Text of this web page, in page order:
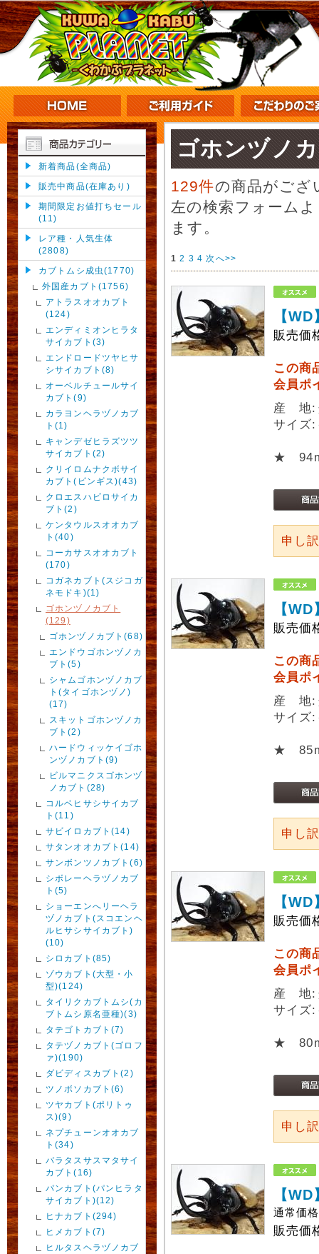
新着商品(全商品)
販売中商品(在庫あり)
期間限定お値打ちセール
(11)
レア種・人気生体
(2808)
カブトムシ成虫(1770)
外国産カブト(1756)
アトラスオオカブト
(124)
エンディミオンヒラタ
サイカブト(3)
エンドロードツヤヒサ
シサイカブト(8)
オーベルチュールサイ
カブト(9)
カラヨンヘラヅノカブ
ト(1)
キャンデゼヒラズツツ
サイカブト(2)
クリイロムナクボサイ
カブト(ピンギス)(43)
クロエスハビロサイカ
ブト(2)
ケンタウルスオオカブ
ト(40)
コーカサスオオカブト
(170)
コガネカブト(スジコガ
ネモドキ)(1)
ゴホンヅノカブト
(129)
ゴホンヅノカブト(68)
エンドウゴホンヅノカ
ブト(5)
シャムゴホンヅノカブ
ト(タイゴホンヅノ)
(17)
スキットゴホンヅノカ
ブト(2)
ハードウィッケイゴホ
ンヅノカブト(9)
ビルマニクスゴホンヅ
ノカブト(28)
コルベヒサシサイカブ
ト(11)
サビイロカブト(14)
サタンオオカブト(14)
サンボンツノカブト(6)
シボレーヘラヅノカブ
ト(5)
ショーエンへリーヘラ
ヅノカブト(スコエンヘ
ルヒサシサイカブト)
(10)
シロカブト(85)
ゾウカブト(大型・小
型)(124)
タイリクカブトムシ(カ
ブトムシ原名亜種)(3)
タテゴトカブト(7)
タテヅノカブト(ゴロフ
ァ)(190)
ダビディスカブト(2)
ツノボソカブト(6)
ツヤカブト(ポリトゥ
ス)(9)
ネプチューンオオカブ
ト(34)
バラタスサスマタサイ
カブト(16)
パンカブト(パンヒラタ
サイカブト)(12)
ヒナカブト(294)
ヒメカブト(7)
ヒルタスヘラヅノカブ
ゴホンヅノ
129件の商品がござ
左の検索フォーム
ます。
1 2 3 4 次へ>>
【
販売価
この商
会員ポ
産 地:
サイ
★
申し
【
販売価
この商
会員ポ
産 地:
サイズ
★
申し
【
販売価
この商
会員ポ
産 地:
サイズ
★
申し
【
通常価
販売価